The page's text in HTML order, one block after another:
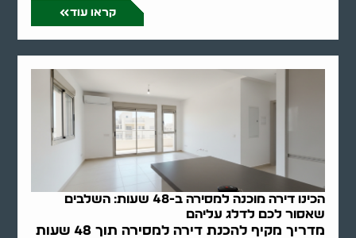
קראו עוד
הכינו דירה מוכנה למסירה ב-48 שעות: השלבים
שאסור לכם לדלג עליהם
מדריך מקיף להכנת דירה למסירה תוך 48 שעות